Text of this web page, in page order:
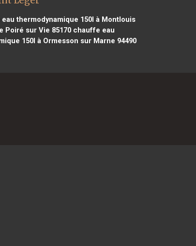
thermodynamique 150l à Montlouis
Poiré sur Vie 85170 chauffe eau
150l à Ormesson sur Marne 94490